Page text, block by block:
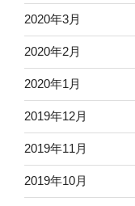
2020年3月
2020年2月
2020年1月
2019年12月
2019年11月
2019年10月